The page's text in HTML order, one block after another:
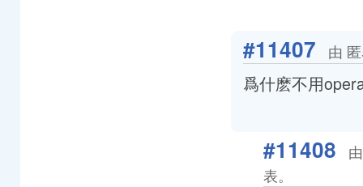
#11407 由
爲什麽不用
#11408
表。